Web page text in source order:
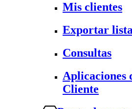
Mis clientes
Exportar
Consultas
Aplicaciones
Cliente